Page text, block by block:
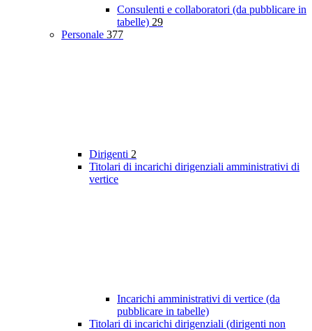
Consulenti e collaboratori (da pubblicare in
tabelle) 29
Personale 377
Dirigenti 2
Titolari di incarichi dirigenziali amministrativi di
vertice
Incarichi amministrativi di vertice (da
pubblicare in tabelle)
Titolari di incarichi dirigenziali (dirigenti non